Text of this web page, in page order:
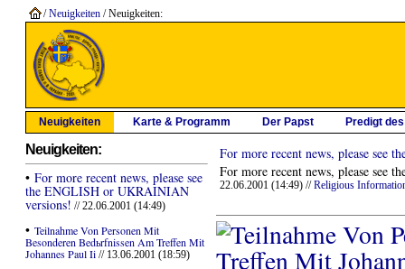
/Neuigkeiten/ Neuigkeiten:
Neuigkeiten Karte & Programm Der Papst Predigt
Neuigkeiten:
• For more recent news, please see
the ENGLISH or UKRAINIAN
versions! // 22.06.2001 (14:49)
• Teilnahme Von Personen Mit
Besonderen Bedьrfnissen Am Treffen Mit
Johannes Paul Ii// 13.06.2001 (18:59)
For more recent news, please see
For more recent news, please see
22.06.2001 (14:49) //Religious